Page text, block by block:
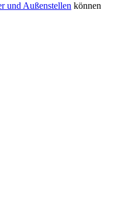
und Außenstellen können